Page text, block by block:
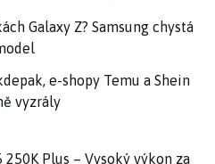
Galaxy Z? Samsung chystá
e-shopy Temu a Shein
vyzrály
Plus – Vysoký výkon za